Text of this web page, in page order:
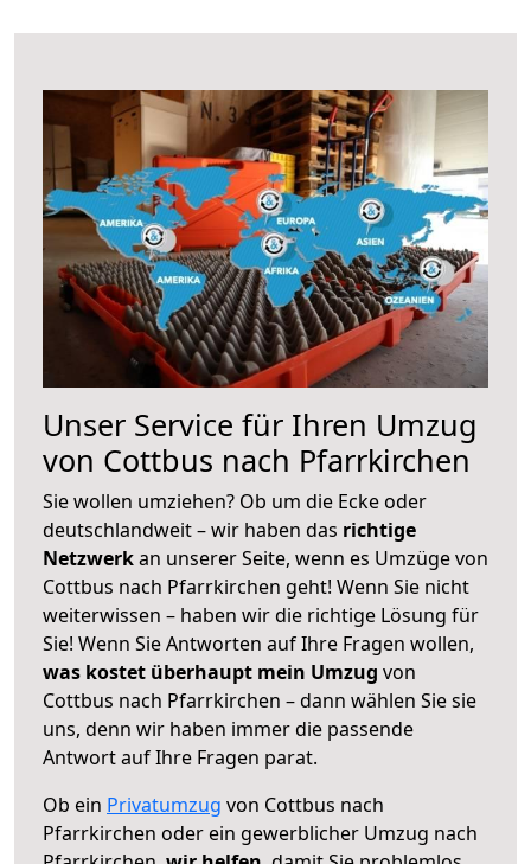
Unser Service für Ihren Umzug
von Cottbus nach Pfarrkirchen
Sie wollen umziehen? Ob um die Ecke oder
deutschlandweit – wir haben das richtige
Netzwerkan unserer Seite, wenn es Umzüge von
Cottbus nach Pfarrkirchen geht! Wenn Sie nicht
weiterwissen – haben wir die richtige Lösung für
Sie! Wenn Sie Antworten auf Ihre Fragen wollen,
was kostet überhaupt mein Umzug von
Cottbus nach Pfarrkirchen – dann wählen Sie sie
uns, denn wir haben immer die passende
Antwort auf Ihre Fragen parat.
Ob ein Privatumzug von Cottbus nach
Pfarrkirchen oder ein gewerblicher Umzug nach